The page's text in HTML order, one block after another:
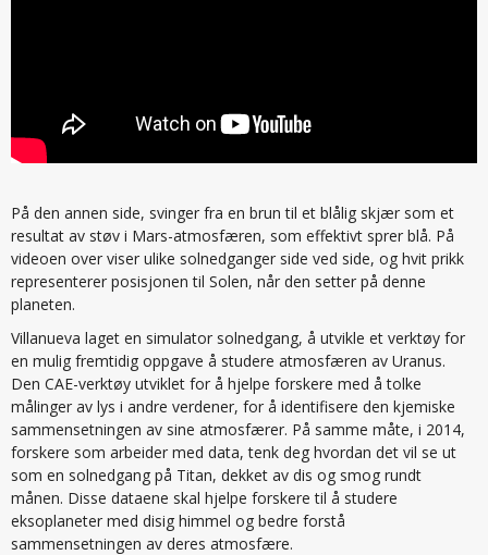
På den annen side, svinger fra en brun til et blålig skjær som et
resultat av støv i Mars-atmosfæren, som effektivt sprer blå. På
videoen over viser ulike solnedganger side ved side, og hvit prikk
representerer posisjonen til Solen, når den setter på denne
planeten.
Villanueva laget en simulator solnedgang, å utvikle et verktøy for
en mulig fremtidig oppgave å studere atmosfæren av Uranus.
Den CAE-verktøy utviklet for å hjelpe forskere med å tolke
målinger av lys i andre verdener, for å identifisere den kjemiske
sammensetningen av sine atmosfærer. På samme måte, i 2014,
forskere som arbeider med data, tenk deg hvordan det vil se ut
som en solnedgang på Titan, dekket av dis og smog rundt
månen. Disse dataene skal hjelpe forskere til å studere
eksoplaneter med disig himmel og bedre forstå
sammensetningen av deres atmosfære.